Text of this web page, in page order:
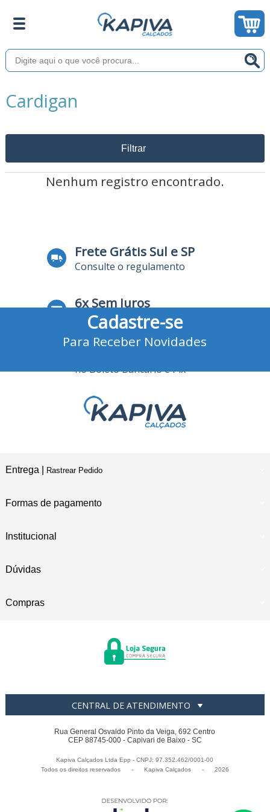
Cardigan
Filtrar
Nenhum registro encontrado.
Frete Grátis Sul e SP
Consulte o regulamento
6x Sem Juros
no Cartão de Crédito
no Boleto Bancário e Pix
Cadastre-se
Para Receber Novidades
Entrega | Rastrear Pedido
Formas de pagamento
Institucional
Dúvidas
Compras
CENTRAL DE ATENDIMENTO
Rua General Osvaldo Pinto da Veiga, 692 Centro
CEP 88745-000 - Capivari de Baixo - SC
Kapiva Calçados Ltda Epp - CNPJ: 97.352.462/0001-00
Todos os direitos reservados
- Kapiva Calçados - 2026